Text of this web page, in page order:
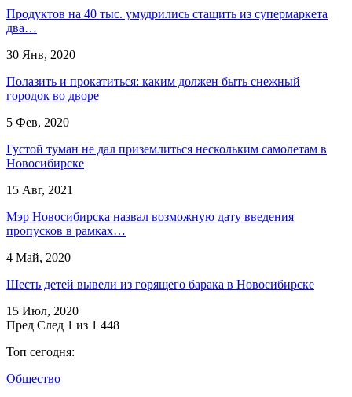
Продуктов на 40 тыс. умудрились стащить из супермаркета
два…
30 Янв, 2020
Полазить и прокатиться: каким должен быть снежный
городок во дворе
5 Фев, 2020
Густой туман не дал приземлиться нескольким самолетам в
Новосибирске
15 Авг, 2021
Мэр Новосибирска назвал возможную дату введения
пропусков в рамках…
4 Май, 2020
Шесть детей вывели из горящего барака в Новосибирске
15 Июл, 2020
Пред След 1 из 1 448
Топ сегодня:
Общество